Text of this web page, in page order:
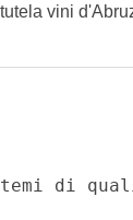
vini